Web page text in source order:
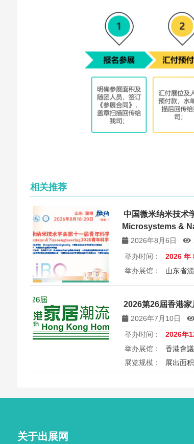
相关推荐
中国微米纳米技术
Microsystems &
讨会2026年8月6日
举办时间：
2026 年
举办展馆：
山东省
展览规模：
5000+
中国微米纳米技术学
Microsystems &
2026第26屆香港
2026年7月10日
举办时间：
2026年
举办展馆：
香港會
展览规模：
展出面
商，打造岁末一站式
关于出展网